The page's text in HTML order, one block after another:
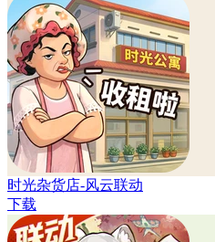
时光杂货店-风云联动
下载